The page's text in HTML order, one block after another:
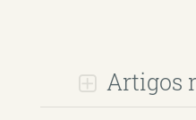
Artigos